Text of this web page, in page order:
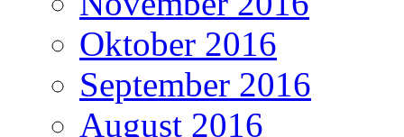
Oktober 2016
September 2016
August 2016